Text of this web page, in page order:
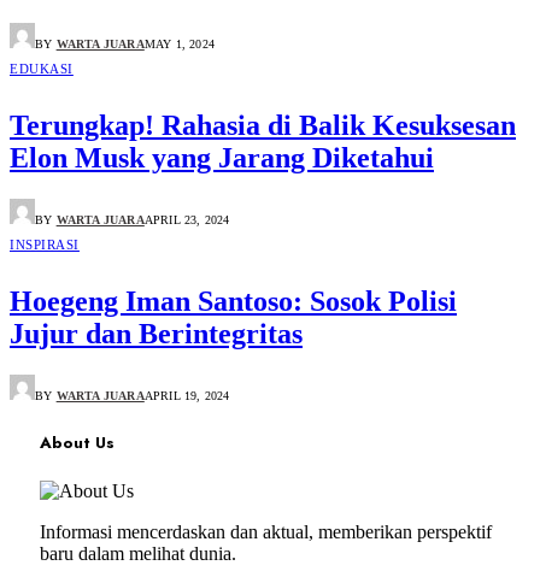
BY WARTA JUARAMAY 1, 2024
EDUKASI
Terungkap! Rahasia di Balik Kesuksesan
Elon Musk yang Jarang Diketahui
BY WARTA JUARAAPRIL 23, 2024
INSPIRASI
Hoegeng Iman Santoso: Sosok Polisi
Jujur dan Berintegritas
BY WARTA JUARAAPRIL 19, 2024
About Us
Informasi mencerdaskan dan aktual, memberikan perspektif
baru dalam melihat dunia.